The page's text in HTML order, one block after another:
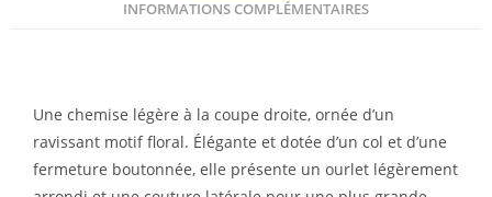
INFORMATIONS COMPLÉMENTAIRES
Une chemise légère à la coupe droite, ornée d’un
ravissant motif floral. Élégante et dotée d’un col et d’une
fermeture boutonnée, elle présente un ourlet légèrement